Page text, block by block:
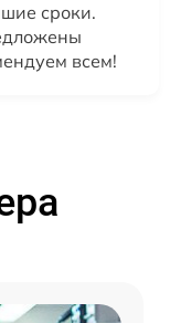
сроки.
всем!